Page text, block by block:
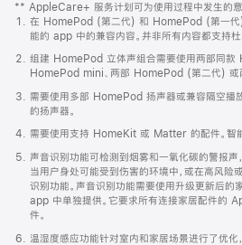
窗
口
中
打
开)
** AppleCare+ 服务计划可为使用过程中发生的意
在 HomePod (第二代) 和 HomePod (第一代)
能的 app 中的兼容内容。并非所有内容都支持杜
组建 HomePod 立体声组合需要使用两部同款
HomePod mini、两部 HomePod (第二代) 或
需要使用多部 HomePod 扬声器或兼容隔空播
的扬声器。
需要使用支持 HomeKit 或 Matter 的配件。智
声音识别功能可检测到烟雾和一氧化碳的警报声
当用户身处可能受到伤害的环境中，或在高风险
识别功能。声音识别功能需要使用升级更新后的
app 中单独提供。它要求所有连接家居配件的
件。
温湿度感应功能针对室内和家居场景进行了优化